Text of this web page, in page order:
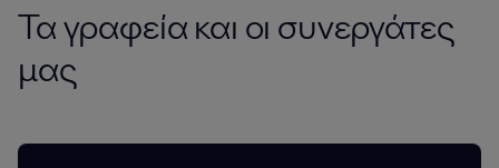
Τα γραφεία και οι συνεργάτες
μας